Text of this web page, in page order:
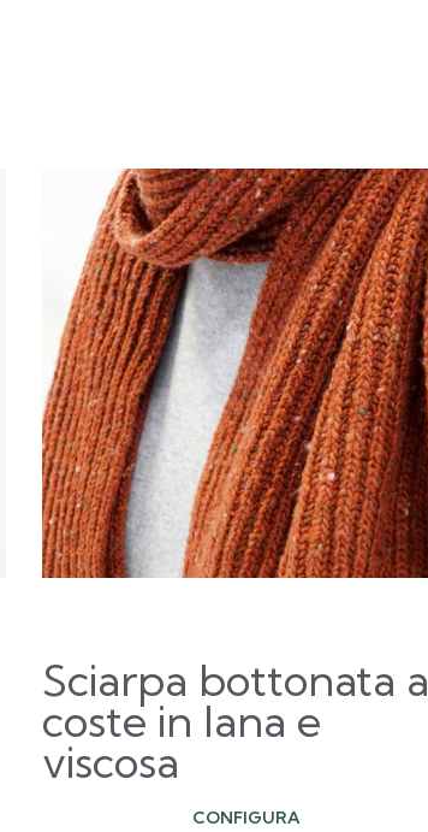
Sciarpa bottonata a
coste in lana e
viscosa
CONFIGURA